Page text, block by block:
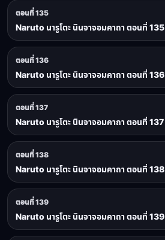
ตอนที่ 135
Naruto นารูโตะ นินจาจอมคาถา ตอนที่ 135
ตอนที่ 136
Naruto นารูโตะ นินจาจอมคาถา ตอนที่ 136
ตอนที่ 137
Naruto นารูโตะ นินจาจอมคาถา ตอนที่ 137
ตอนที่ 138
Naruto นารูโตะ นินจาจอมคาถา ตอนที่ 138
ตอนที่ 139
Naruto นารูโตะ นินจาจอมคาถา ตอนที่ 139